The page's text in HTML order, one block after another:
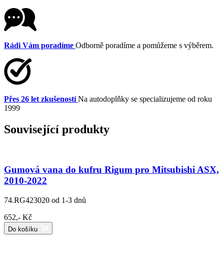
Rádi Vám poradíme Odborně poradíme a pomůžeme s výběrem.
Přes 26 let zkušeností Na autodoplňky se specializujeme od roku
1999
Související produkty
Gumová vana do kufru Rigum pro Mitsubishi ASX,
2010-2022
74.RG423020 od 1-3 dnů
652,- Kč
Do košíku